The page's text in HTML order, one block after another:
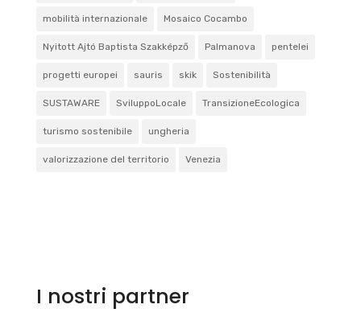
mobilità internazionale Mosaico Cocambo
Nyitott Ajtó Baptista Szakképző Palmanova pentelei
progetti europei sauris skik Sostenibilità
SUSTAWARE SviluppoLocale TransizioneEcologica
turismo sostenibile ungheria
valorizzazione del territorio Venezia
I nostri partner